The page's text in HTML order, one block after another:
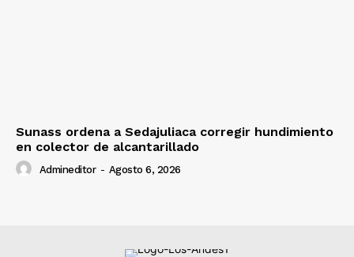
Sunass ordena a Sedajuliaca corregir hundimiento
en colector de alcantarillado
Admineditor - Agosto 6, 2026